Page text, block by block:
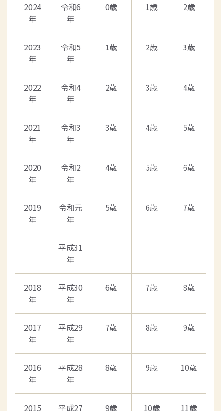
2024
年
令和6
年
0歳 1歳 2歳
2023
年
令和5
年
1歳 2歳 3歳
2022
年
令和4
年
2歳 3歳 4歳
2021
年
令和3
年
3歳 4歳 5歳
2020
年
令和2
年
4歳 5歳 6歳
2019
年
令和元
年
5歳 6歳 7歳
平成31
年
2018
年
平成30
年
6歳 7歳 8歳
2017
年
平成29
年
7歳 8歳 9歳
2016
年
平成28
年
8歳 9歳 10歳
2015 平成27 9歳 10歳 11歳